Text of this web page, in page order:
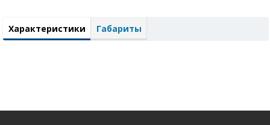
Характеристики Габариты